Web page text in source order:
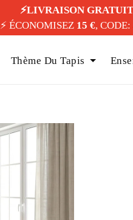
⚡️LIVRAISON
⚡️ ÉCONOMISEZ 15 €, CODE:
Thème Du Tapis